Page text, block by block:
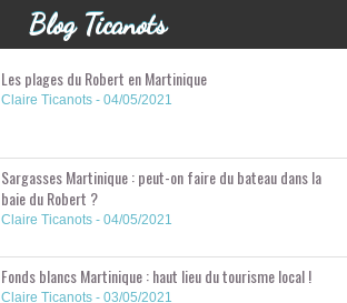
Blog Ticanots
Les plages du Robert en Martinique
Claire Ticanots - 04/05/2021
Sargasses Martinique : peut-on faire du bateau dans la
baie du Robert ?
Claire Ticanots - 04/05/2021
Fonds blancs Martinique : haut lieu du tourisme local !
Claire Ticanots - 03/05/2021